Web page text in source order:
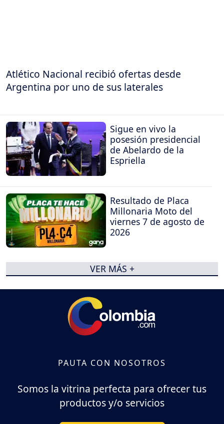
Atlético Nacional recibió ofertas desde
Argentina por uno de sus laterales
Sigue en vivo la
posesión presidencial
de Abelardo de la
Espriella
Resultado de Placa
Millonaria Moto del
viernes 7 de agosto de
2026
VER MÁS +
PAUTA CON NOSOTROS
Somos la vitrina perfecta para ofrecer tus
productos y/o servicios